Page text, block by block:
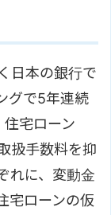
日本の銀行で
グで5年連続
住宅ローン
扱手数料を抑
れに、変動金
宅ローンの仮